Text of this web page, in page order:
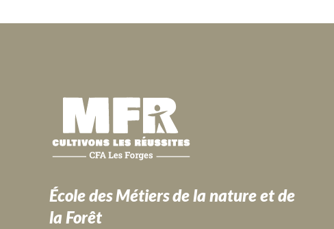
École des Métiers de la nature et de
la Forêt